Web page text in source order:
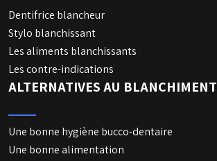
Dentifrice blancheur
Stylo blanchissant
Les aliments blanchissants
Les contre-indications
ALTERNATIVES AU BLANCHIMENT
Une bonne hygiène bucco-dentaire
Une bonne alimentation